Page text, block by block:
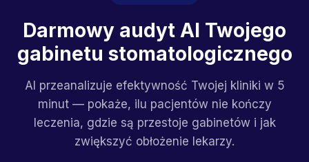
Darmowy audyt AI Twojego
gabinetu stomatologicznego
AI przeanalizuje efektywność Twojej kliniki w 5
minut — pokaże, ilu pacjentów nie kończy
leczenia, gdzie są przestoje gabinetów i jak
zwiększyć obłożenie lekarzy.